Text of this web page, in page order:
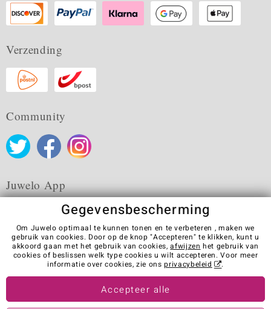
Verzending
Community
Juwelo App
Algemene verkoopvoorwaarden Privacybeleid
Cookies
Colofon
Contact
Contract herroepen
Visit our stores in other countries:
Gegevensbescherming
Om Juwelo optimaal te kunnen tonen en te verbeteren , maken we
gebruik van cookies. Door op de knop "Accepteren" te klikken, kunt u
akkoord gaan met het gebruik van cookies,afwijzen het gebruik van
cookies of beslissen welk type cookies u wilt accepteren. Voor meer
informatie over cookies, zie onsprivacybeleid .
Accepteer alle